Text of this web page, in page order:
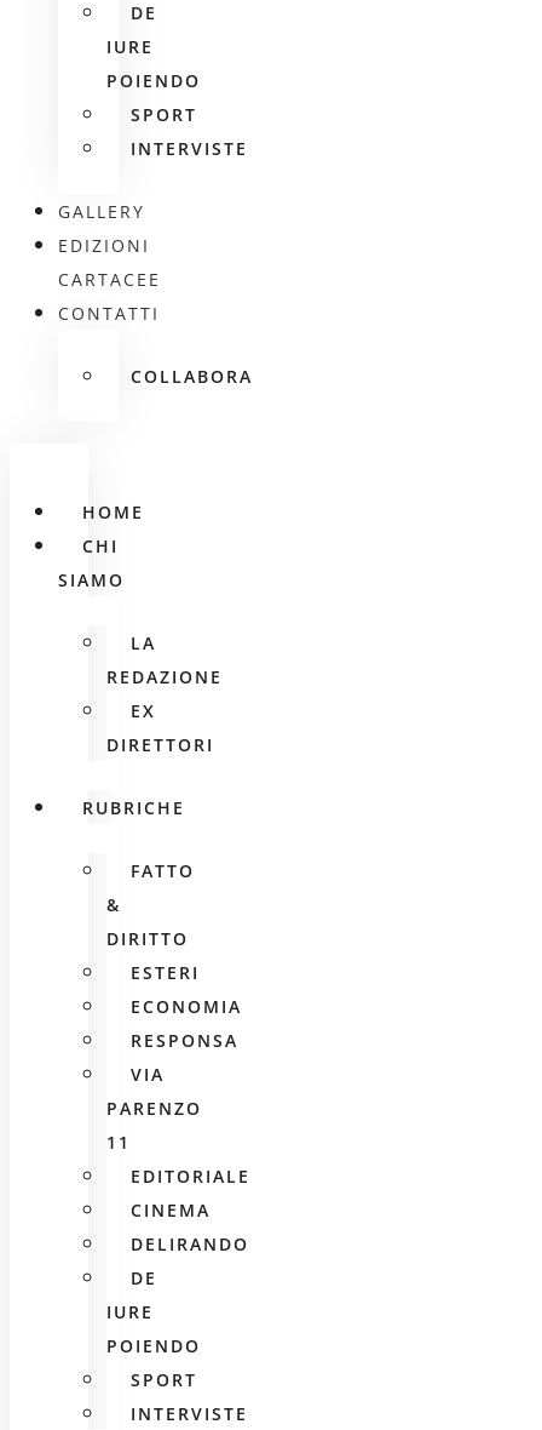
DE
IURE
POIENDO
SPORT
INTERVISTE
GALLERY
EDIZIONI
CARTACEE
CONTATTI
COLLABORA
HOME
CHI
SIAMO
LA
REDAZIONE
EX
DIRETTORI
RUBRICHE
FATTO
&
DIRITTO
ESTERI
ECONOMIA
RESPONSA
VIA
PARENZO
11
EDITORIALE
CINEMA
DELIRANDO
DE
IURE
POIENDO
SPORT
INTERVISTE